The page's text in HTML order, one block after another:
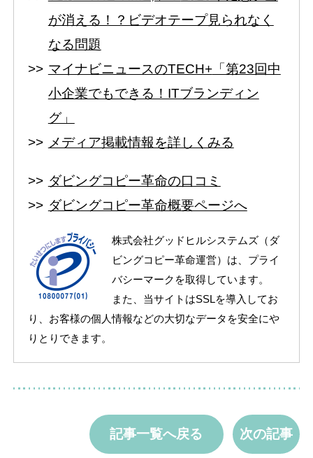
が消える！？ビデオテープ見られなく
なる問題
マイナビニュースのTECH+「第23回中
小企業でもできる！ITブランディン
グ」
メディア掲載情報を詳しくみる
ダビングコピー革命の口コミ
ダビングコピー革命概要ページへ
株式会社グッドヒルシステムズ（ダ
ビングコピー革命運営）は、プライ
バシーマークを取得しています。
また、当サイトはSSLを導入してお
り、お客様の個人情報などの大切なデータを安全にや
りとりできます。
記事一覧へ戻る 次の記事